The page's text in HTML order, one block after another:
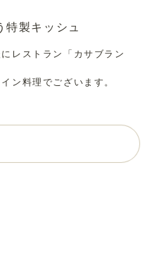
特製キッシュ
レストラン「カサブラン
ン料理でございます。